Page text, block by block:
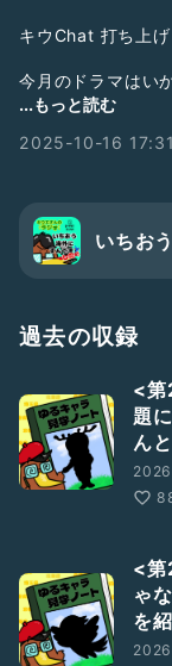
キウChat 打ち上げ
今月のドラマはい
今月の振り返りや
前回のドラマの感
#収録の日
#雑談#フリートー
...もっと読む
2025-10-16
いちお
過去の収録
<第
題
ん
<第
ゃ
を